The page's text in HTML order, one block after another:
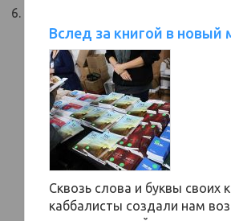
Вслед за книгой в новый
Сквозь слова и буквы своих
каббалисты создали нам